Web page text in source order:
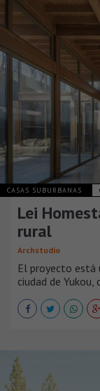
CASAS SUBURBANAS
Lei
rural
Archstudio
El proyecto está
ciudad de